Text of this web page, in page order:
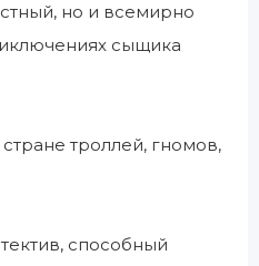
но и всемирно
сыщика
троллей, гномов,
способный